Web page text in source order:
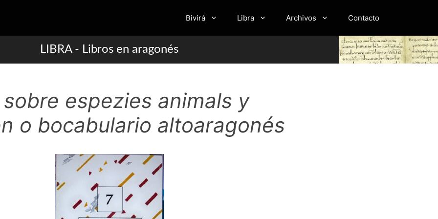
Bivirá Libra Archivos Contacto
LIBRA - Libros en aragonés
espezies animals y
o bocabulario altoaragonés